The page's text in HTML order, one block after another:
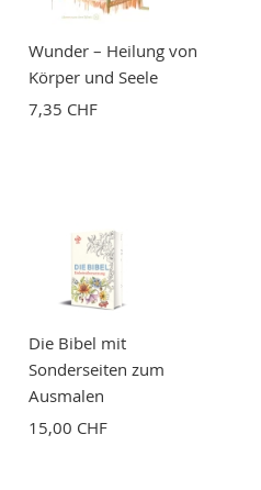
Wunder – Heilung von
Körper und Seele
7,35 CHF
Die Bibel mit
Sonderseiten zum
Ausmalen
15,00 CHF